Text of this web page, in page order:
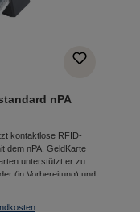
nPA
kontaktlose RFID-